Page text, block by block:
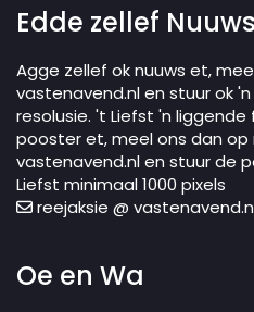
Edde zellef
Agge zellef ok nuuws et,
vastenavend.nl en stuur ok
resolusie. 't Liefst 'n
pooster et, meel ons dan op
vastenavend.nl en stuur de
Liefst minimaal 1000 pixels
reejaksie @
Oe en Wa